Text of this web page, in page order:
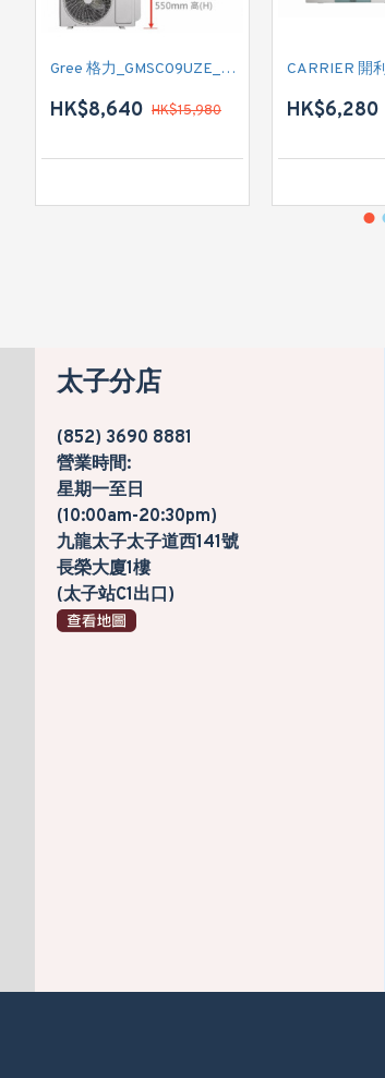
Gree 格力_GMSC09UZE_GMSC12UZE_GMSC18UZC_R32 掛牆變頻式1拖2分體冷氣機 (淨冷型)
HK$8,640 HK$15,980 HK$6,280
太子分店
(852) 3690 8881
營業時間:
星期一至日
(10:00am-20:30pm)
九龍太子太子道西141號
長榮大廈1樓
(太子站C1出口)